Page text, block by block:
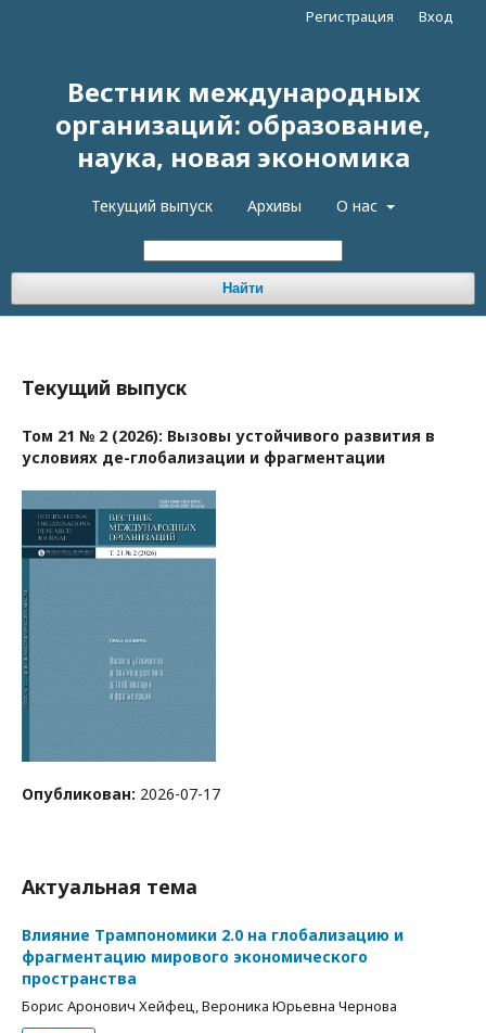
Вестник международных
организаций: образование,
наука, новая экономика
Текущий выпуск Архивы О нас
Найти
Регистрация Вход
Текущий выпуск
Том 21 № 2 (2026): Вызовы устойчивого развития в
условиях де-глобализации и фрагментации
Опубликован: 2026-07-17
Актуальная тема
Влияние Трампономики 2.0 на глобализацию и
фрагментацию мирового экономического
пространства
Борис Аронович Хейфец, Вероника Юрьевна Чернова